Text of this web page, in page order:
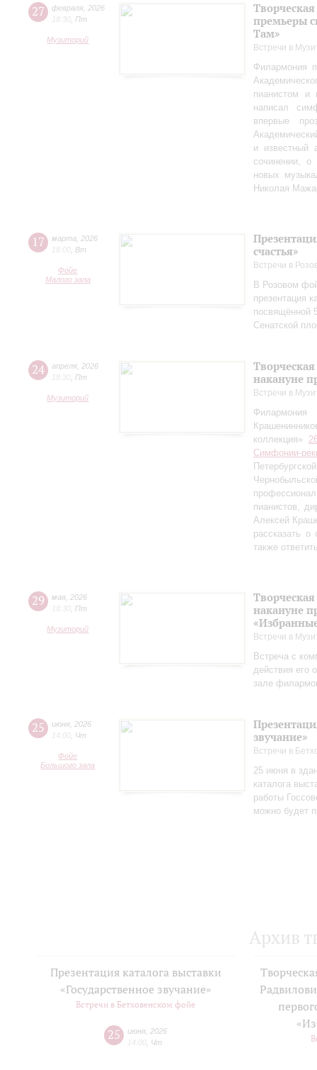
27 февраля 2026
18:30 Пт
Музиторий
премьеры
Там»
Встречи в
Филармония
пианистом и
написал
впервые
и известный
сочинении,
новых
Николая
17 марта
2026
18:00 Вт
Фойе
Малого зала
счастья»
Встречи в
В Розовом
презентация
посвящённой
Сенатской
24 апреля 2026
18:30 Пт
Музиторий
накануне
Встречи в
коллекция»
Симфонии-
пианистов,
Алексей
рассказать
также
29 мая 2026
18:30 Пт
Музиторий
накануне
Встречи в
Встреча с
действия его
зале
25 июня 2026
14:00 Чт
Фойе
Большого зала
звучание»
Встречи в
25 июня в
каталога
работы
можно будет
Архив
Презентация каталога выставки
«Государственное звучание»
Встречи в Бетховенском фойе
25 июня 2026
14:00 Чт